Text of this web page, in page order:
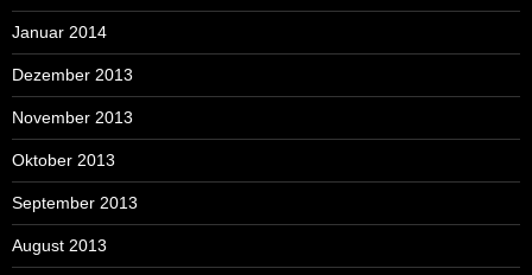
Januar 2014
Dezember 2013
November 2013
Oktober 2013
September 2013
August 2013